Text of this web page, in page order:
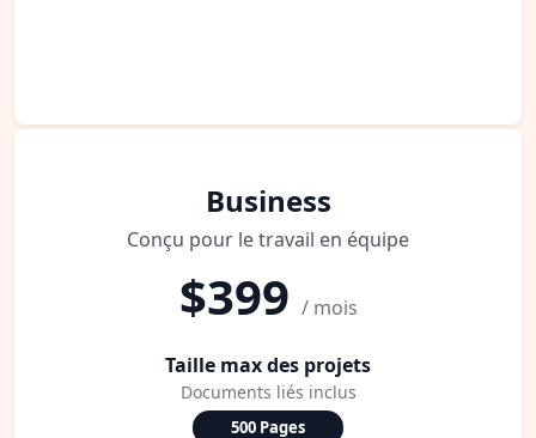
Business
Conçu pour le travail en équipe
$399 / mois
Taille max des projets
Documents liés inclus
500 Pages